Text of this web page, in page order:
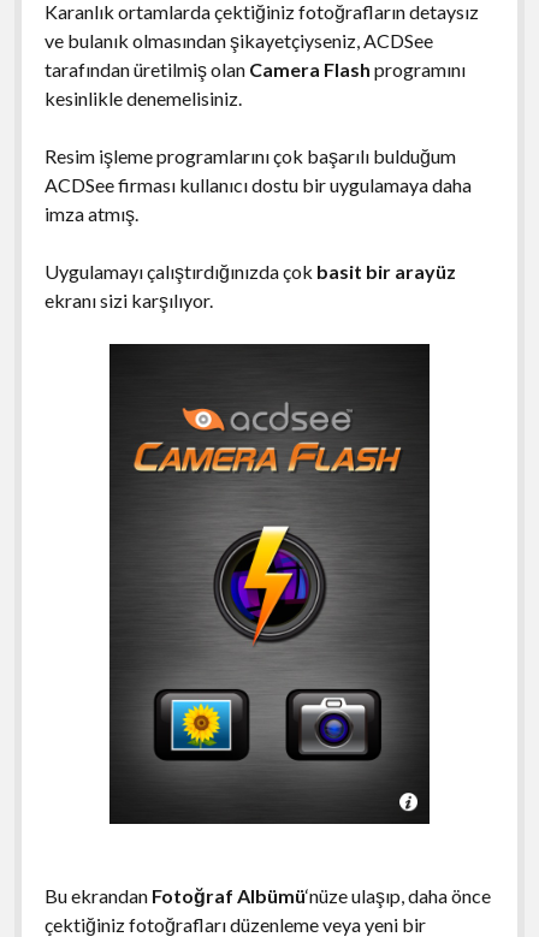
Karanlık ortamlarda çektiğiniz fotoğrafların detaysız
ve bulanık olmasından şikayetçiyseniz, ACDSee
tarafından üretilmiş olan Camera Flash programını
kesinlikle denemelisiniz.
Resim işleme programlarını çok başarılı bulduğum
ACDSee firması kullanıcı dostu bir uygulamaya daha
imza atmış.
Uygulamayı çalıştırdığınızda çok basit bir arayüz
ekranı sizi karşılıyor.
Bu ekrandan Fotoğraf Albümü‘nüze ulaşıp, daha önce
çektiğiniz fotoğrafları düzenleme veya yeni bir